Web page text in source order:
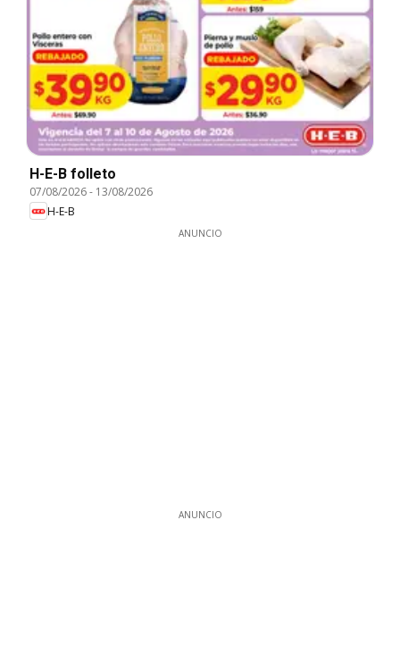
H-E-B folleto
07/08/2026- 13/08/2026
H-E-B
ANUNCIO
ANUNCIO